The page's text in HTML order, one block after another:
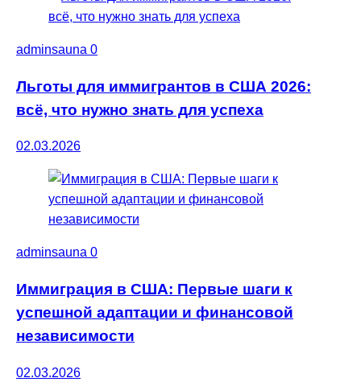
adminsauna 0
Льготы для иммигрантов в США 2026:
всё, что нужно знать для успеха
02.03.2026
adminsauna 0
Иммиграция в США: Первые шаги к
успешной адаптации и финансовой
независимости
02.03.2026